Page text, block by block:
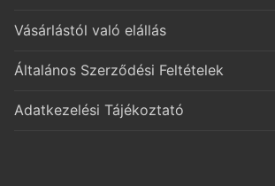
Vásárlástól való elállás
Általános Szerződési Feltételek
Adatkezelési Tájékoztató